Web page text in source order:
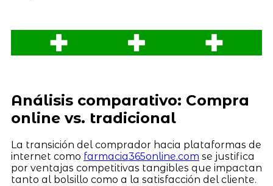
Análisis comparativo: Compra
online vs. tradicional
La transición del comprador hacia plataformas de
internet como farmacia365online.com se justifica
por ventajas competitivas tangibles que impactan
tanto al bolsillo como a la satisfacción del cliente.